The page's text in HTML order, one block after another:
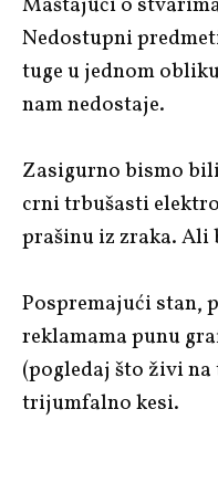
Nedostupni
tuge u jednom
nam nedostaje.
Zasigurno bismo
crni trbušasti
prašinu iz zraka. Ali
Pospremajući stan,
reklamama punu
(pogledaj što živi
trijumfalno kesi.